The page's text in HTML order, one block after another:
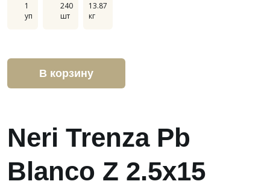
Neri Trenza Pb
Blanco Z 2.5x15
1
уп
240
шт
13.87
кг
В корзину